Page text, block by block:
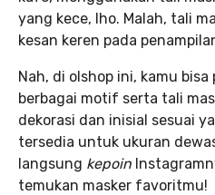
yang kece, lho. Malah, tali
kesan keren pada
Nah, di olshop ini, kamu
berbagai motif serta tali
dekorasi dan inisial sesuai
tersedia untuk ukuran
langsung kepoin
temukan masker favoritmu!